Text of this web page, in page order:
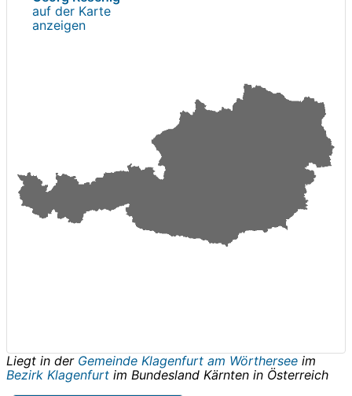
auf der Karte
anzeigen
Liegt in der Gemeinde Klagenfurt am Wörthersee im
Bezirk Klagenfurt im Bundesland Kärnten in Österreich